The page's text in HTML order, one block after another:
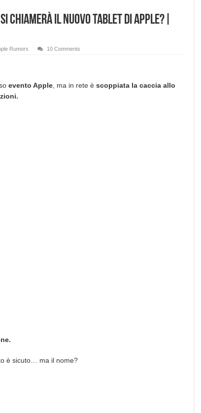
chiamerà il nuovo Tablet di Apple?|
Rumors 10 Comments
evento Apple, ma in rete è scoppiata la caccia allo
è sicuto… ma il nome?